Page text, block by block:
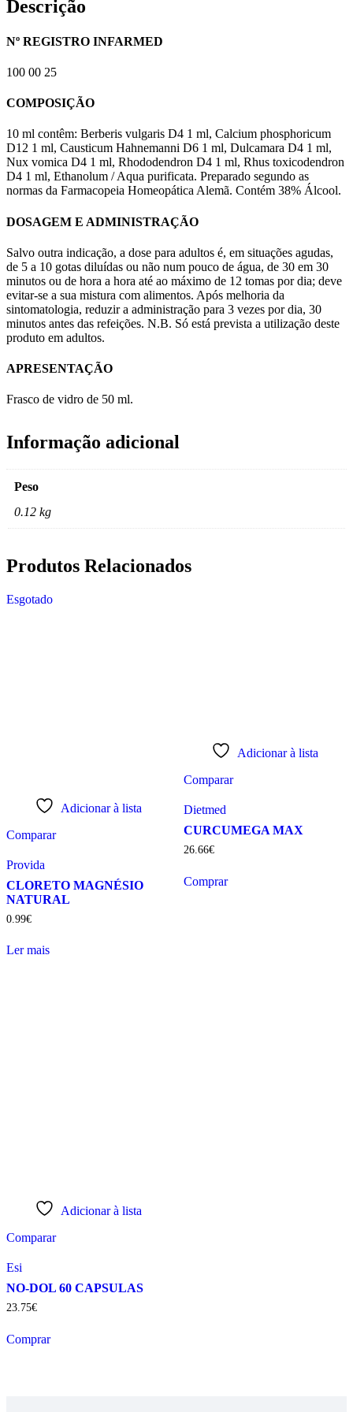
Descrição
Nº REGISTRO INFARMED
100 00 25
COMPOSIÇÃO
10 ml contêm: Berberis vulgaris D4 1 ml, Calcium phosphoricum
D12 1 ml, Causticum Hahnemanni D6 1 ml, Dulcamara D4 1 ml,
Nux vomica D4 1 ml, Rhododendron D4 1 ml, Rhus toxicodendron
D4 1 ml, Ethanolum / Aqua purificata. Preparado segundo as
normas da Farmacopeia Homeopática Alemã. Contém 38% Álcool.
DOSAGEM E ADMINISTRAÇÃO
Salvo outra indicação, a dose para adultos é, em situações agudas,
de 5 a 10 gotas diluídas ou não num pouco de água, de 30 em 30
minutos ou de hora a hora até ao máximo de 12 tomas por dia; deve
evitar-se a sua mistura com alimentos. Após melhoria da
sintomatologia, reduzir a administração para 3 vezes por dia, 30
minutos antes das refeições. N.B. Só está prevista a utilização deste
produto em adultos.
APRESENTAÇÃO
Frasco de vidro de 50 ml.
Informação adicional
Peso
0.12 kg
Produtos Relacionados
Esgotado
Adicionar à lista
Comparar
Provida
CLORETO MAGNÉSIO
NATURAL
0 99€
Ler mais
Adicionar à lista
Comparar
Dietmed
CURCUMEGA MAX
26.66€
Comprar
Adicionar à lista
Comparar
Esi
NO-DOL 60 CAPSULAS
23 75€
Comprar